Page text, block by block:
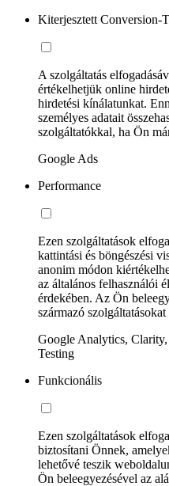
Kiterjesztett Conversion-
A szolgáltatás
értékelhetjük online
hirdetési kínálatunkat.
személyes adatait
szolgáltatókkal, ha Ön
Google Ads
Performance
Ezen szolgáltatások
kattintási és böngészési
anonim módon
az általános felhasználói
érdekében. Az Ön
származó
Google Analytics,
Testing
Funkcionális
Ezen szolgáltatások
biztosítani Önnek,
lehetővé teszik
Ön beleegyezésével az